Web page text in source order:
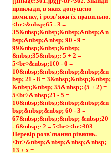
приклади, в яких допущено
помилку, і розв'яжи їх правильно.
<br>&nbsp;65 - 3 =
35&nbsp;&nbsp;&nbsp;&nbsp;&n
bsp;&nbsp;&nbsp; 90 - 9 =
99&nbsp;&nbsp;&nbsp;
&nbsp;35&nbsp;: 5 + 2 =
5<br>&nbsp;100 - 0 =
10&nbsp;&nbsp;&nbsp;&nbsp;&n
bsp; 21 - 8 = 3&nbsp;&nbsp;&nbsp;
&nbsp;&nbsp; 35&nbsp;: (5 + 2) =
5<br>&nbsp;21 - 5 =
16&nbsp;&nbsp;&nbsp;&nbsp;&n
bsp;&nbsp;&nbsp; 60 - 3 =
67&nbsp;&nbsp;&nbsp; &nbsp;20
- 6&nbsp;: 2 = 7<br><br>303.
Перевір розв'язання рівнянь.
<br>&nbsp;&nbsp;&nbsp;&nbsp;
13 + х =